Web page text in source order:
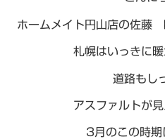
ホームメイト円山店の佐藤
札幌はいっきに
道路もし
アスファルトが見
3月のこの時期